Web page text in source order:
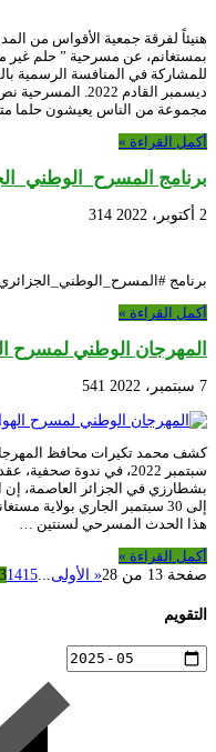
هنيئاً لفرقة جمعية الأقواس من
بمستغانم، عن مسرحية ” حلم غير
ديسمبر القادم
مجموعة من الناس يعيشون حلما
أكمل القراءة »
برنامج
2 أكتوبر، 2022 314
برنامج
أكمل القراءة »
المهرجان الوطني لمسرح الهواة الـ53
7 سبتمبر، 2022 541
سبتمبر 2022، في ندوة
إلى 30 سبتمبر الجاري بولاية
هذا الحدث المسرحي لسنتين …
أكمل القراءة »
صفحة 13 من 28
« الأولى...
1415
التقويم